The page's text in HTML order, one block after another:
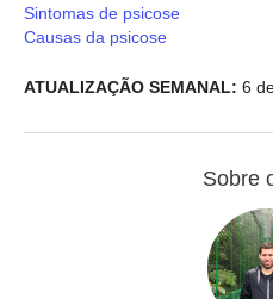
Sintomas de psicose
Causas da psicose
ATUALIZAÇÃO SEMANAL: 6
Sobre